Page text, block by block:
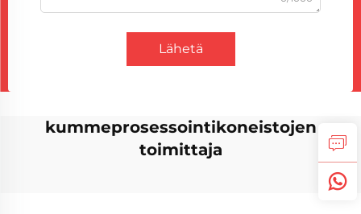
Lähetä
kummeprosessointikoneistojen
toimittaja